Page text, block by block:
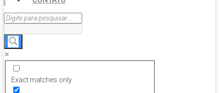
Exact matches only